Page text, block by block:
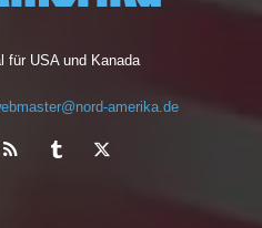
für USA und Kanada
amerika.de